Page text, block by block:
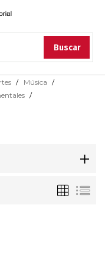
Buscar
Música
Parrilla